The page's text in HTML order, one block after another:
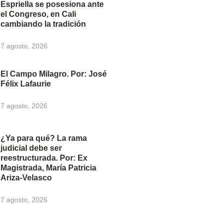
Espriella se posesiona ante
el Congreso, en Cali
cambiando la tradición
7 agosto, 2026
El Campo Milagro. Por: José
Félix Lafaurie
7 agosto, 2026
¿Ya para qué? La rama
judicial debe ser
reestructurada. Por: Ex
Magistrada, María Patricia
Ariza-Velasco
7 agosto, 2026